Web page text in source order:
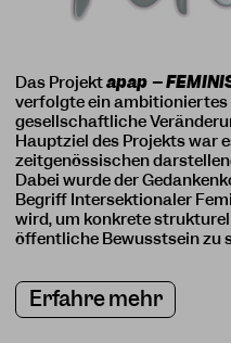
Das Projektapap –
verfolgte ein
gesellschaftliche
Hauptziel des Projekts war
zeitgenössischen
Dabei wurde der
Begriff Intersektionaler
wird, um konkrete
öffentliche Bewusstsein zu
Erfahre mehr